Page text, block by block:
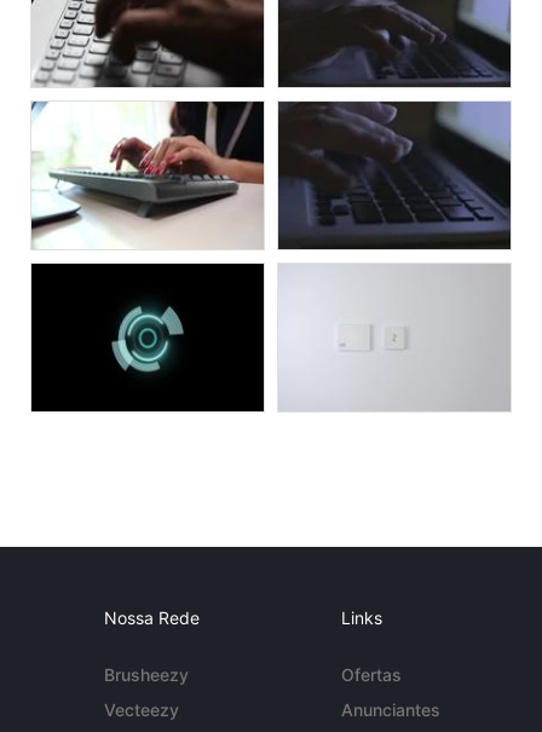
Nossa Rede
Brusheezy
Vecteezy
Links
Ofertas
Anunciantes